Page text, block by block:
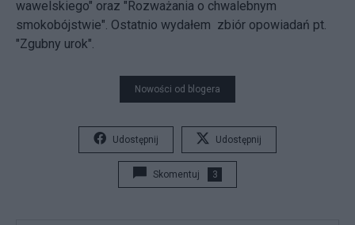
wawelskiego" oraz "Rozważania o chwalebnym
smokobójstwie". Ostatnio wydałem zbiór opowiadań pt.
"Zgubny urok".
Nowości od blogera
Udostępnij Udostępnij
Skomentuj 3